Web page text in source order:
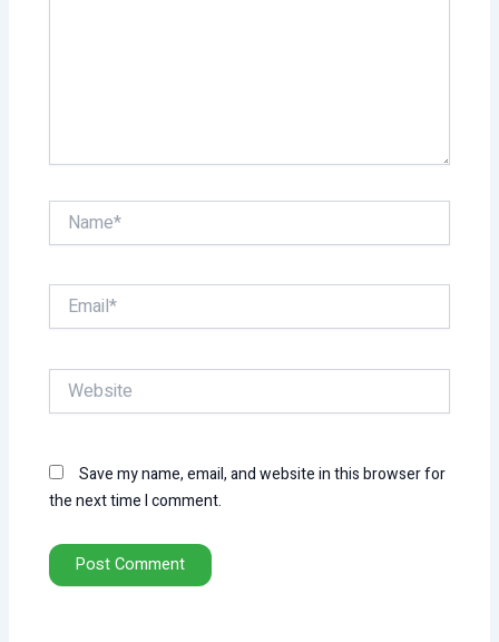
Name*
Email*
Website
Save my name, email, and website in this browser for
the next time I comment.